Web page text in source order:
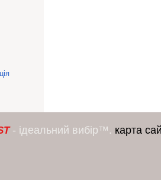
- ідеальний вибір™. карта